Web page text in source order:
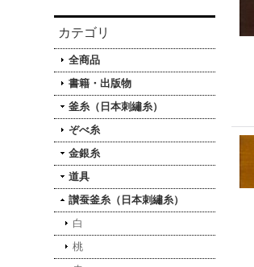
カテゴリ
全商品
書籍・出版物
釜糸（日本刺繡糸）
ぞべ糸
金銀糸
道具
讃蚕釜糸（日本刺繡糸）
白
桃